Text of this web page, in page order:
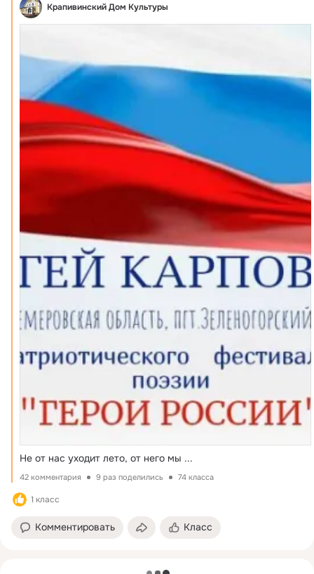
Крапивинский Дом Культуры
Не от нас уходит лето, от него мы ...
42 комментария 9 раз поделились 74 класса
1 класс
Комментировать Класс